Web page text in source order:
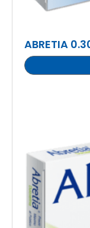
ABRETIA